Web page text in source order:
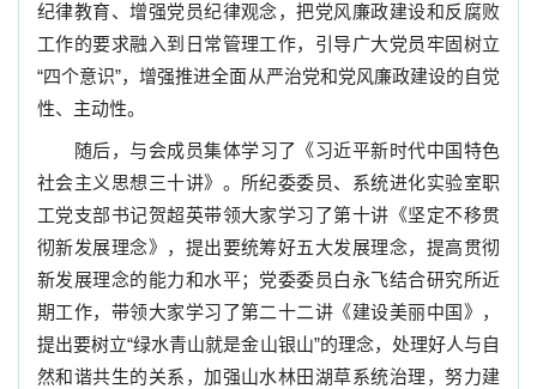
纪律教育、增强党员纪律观念，把党风廉政建设和反腐败
工作的要求融入到日常管理工作，引导广大党员牢固树立
“四个意识”，增强推进全面从严治党和党风廉政建设的自觉
性、主动性。
随后，与会成员集体学习了《习近平新时代中国特色
社会主义思想三十讲》。所纪委委员、系统进化实验室职
工党支部书记贺超英带领大家学习了第十讲《坚定不移贯
彻新发展理念》，提出要统筹好五大发展理念，提高贯彻
新发展理念的能力和水平；党委委员白永飞结合研究所近
期工作，带领大家学习了第二十二讲《建设美丽中国》，
提出要树立“绿水青山就是金山银山”的理念，处理好人与自
然和谐共生的关系，加强山水林田湖草系统治理，努力建